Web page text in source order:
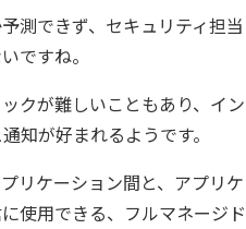
データ統合／分析
ラットフォーム
移行時SQL
データベー
タ統合・管理・配信
仮想環境（VMware）
キーワードから探す
キーワードに関連する製品
金融・保険業
製造業
運輸・物流業
Insight Masking
Insight PISO
ートナー
測できず、セキュリティ担当
ですね。
クが難しいこともあり、イン
知が好まれるようです。
リケーション間と、アプリケ
使用できる、フルマネージド